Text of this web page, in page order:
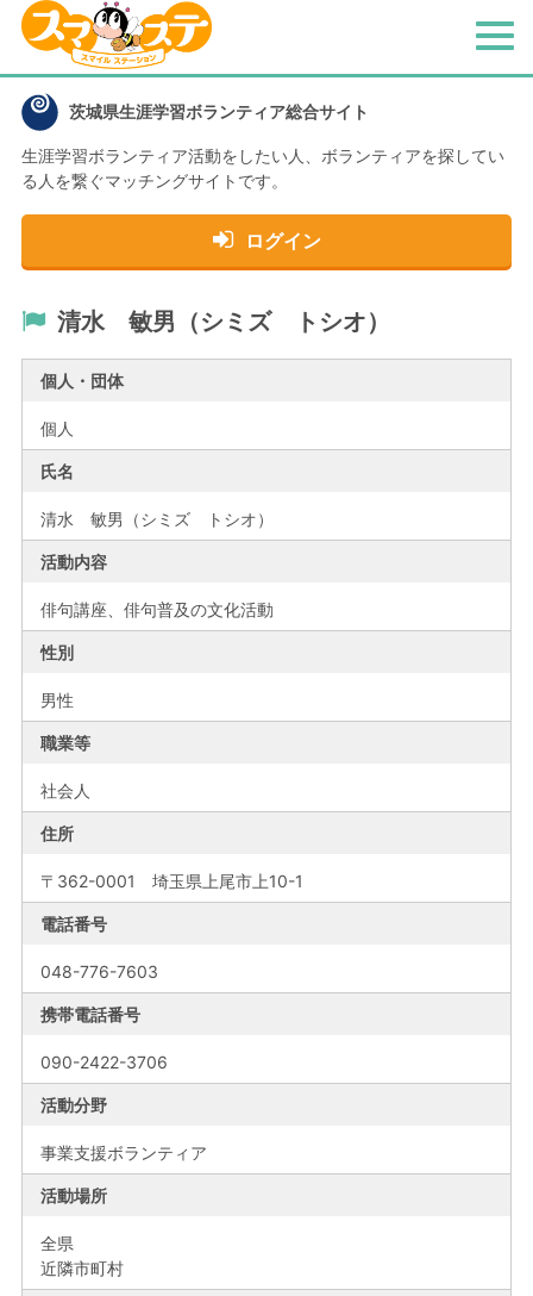
茨城県生涯学習ボランティア総合サイト
生涯学習ボランティア活動をしたい人、 ボランティアを探してい
る人を繋ぐマッチングサイトです。
ログイン
メ
清水 敏男（シミズ トシオ）
個人・団体
個人
氏名
清水 敏男（シミズ トシオ）
活動内容
俳句講座、俳句普及の文化活動
性別
男性
職業等
社会人
住所
〒362-0001 埼玉県上尾市上10-1
電話番号
048-776-7603
携帯電話番号
090-2422-3706
活動分野
事業支援ボランティア
活動場所
全県
近隣市町村